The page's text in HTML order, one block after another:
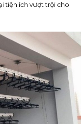
tiện ích vượt trội cho